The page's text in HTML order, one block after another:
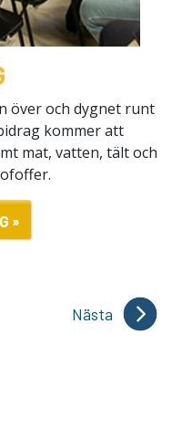
över och dygnet runt
kommer att
mat, vatten, tält och
»
Nästa